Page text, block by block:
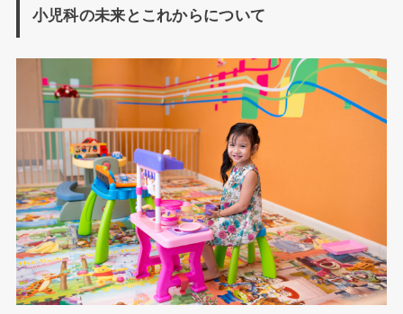
小児科の未来とこれからについて